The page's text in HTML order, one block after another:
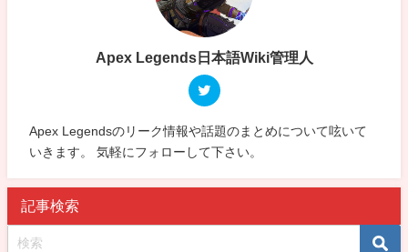
Apex Legends日本語Wiki管理人
Apex Legendsのリーク情報や話題のまとめについて呟いて
いきます。 気軽にフォローして下さい。
記事検索